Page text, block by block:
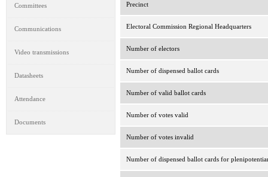
Committees
Communications
Video transmissions
Datasheets
Attendance
Documents
Precinct
Electoral Commission Regional Headquarters
Number of electors
Number of dispensed ballot cards
Number of valid ballot cards
Number of votes valid
Number of votes invalid
Number of dispensed ballot cards for